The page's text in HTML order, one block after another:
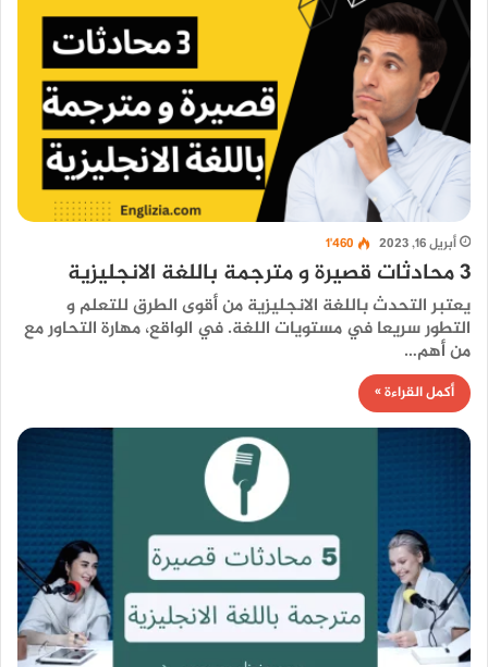
أبريل 16, 2023 1٬460
3 محادثات قصيرة و مترجمة باللغة الانجليزية
يعتبر التحدث باللغة الانجليزية من أقوى الطرق للتعلم و
التطور سريعا في مستويات اللغة. في الواقع، مهارة التحاور مع
من أهم…
أكمل القراءة »